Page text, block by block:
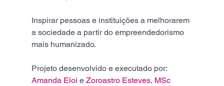
Inspirar pessoas e instituições a melhorarem
a sociedade a partir do empreendedorismo
mais humanizado.
Projeto desenvolvido e executado por:
Amanda Eloi e Zoroastro Esteves, MSc